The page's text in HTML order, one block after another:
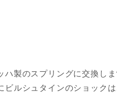
製のスプリングに交換しま
ビルシュタインのショック